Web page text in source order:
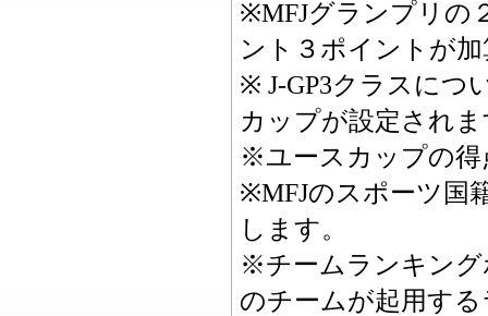
※MFJグランプリの
ント３ポイントが
※ J-GP3クラスにつ
カップが設定され
※ユースカップの得
※MFJのスポーツ国
します。
※チームランキング
のチームが起用す